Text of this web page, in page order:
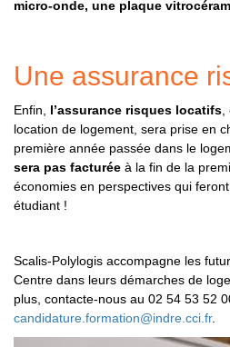
micro-onde, une plaque
Une assurance
Enfin, l’assurance risques locatifs
location de logement, sera prise en
première année passée dans le
sera pas facturée à la fin de la
économies en perspectives qui
étudiant !
Scalis-Polylogis accompagne les
Centre dans leurs démarches de
plus, contacte-nous au 02 54 53 52
candidature.formation@indre.cci.fr.